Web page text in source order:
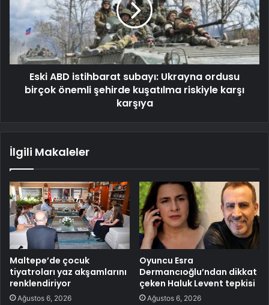
Eski ABD istihbarat subayı: Ukrayna ordusu
birçok önemli şehirde kuşatılma riskiyle karşı
karşıya
İlgili Makaleler
Maltepe’de çocuk
tiyatroları yaz akşamlarını
renklendiriyor
Ağustos 6, 2026
Oyuncu Esra
Dermancıoğlu’ndan dikkat
çeken Haluk Levent tepkisi
Ağustos 6, 2026